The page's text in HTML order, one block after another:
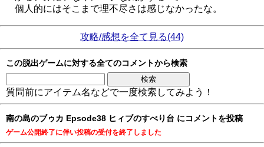
個人的にはそこまで理不尽さは感じなかったな。
攻略/感想を全て見る(44)
この脱出ゲームに対する全てのコメントから検索
質問前にアイテム名などで一度検索してみよう！
南の島のブゥカ Epsode38 ヒィブのすべり台 にコメントを投稿
ゲーム公開終了に伴い投稿の受付を終了しました